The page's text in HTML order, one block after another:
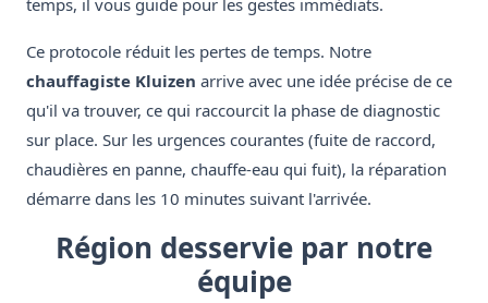
temps, il vous guide pour les gestes immédiats.
Ce protocole réduit les pertes de temps. Notre
chauffagiste Kluizen arrive avec une idée précise de ce
qu'il va trouver, ce qui raccourcit la phase de diagnostic
sur place. Sur les urgences courantes (fuite de raccord,
chaudières en panne, chauffe-eau qui fuit), la réparation
démarre dans les 10 minutes suivant l'arrivée.
Région desservie par notre
équipe